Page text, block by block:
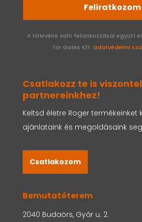
Feliratkozom
A hírlevélre való feliatkozzásal együtt
for Gates Kft. adatvédelmi
Csatlakozz te is
partnereinkhez!
Keltsd életre Roger termékeinket
ajánlataink és megoldásaink
Csatlakozom
Bemutatóterem
2040 Budaörs, Gyár u. 2.